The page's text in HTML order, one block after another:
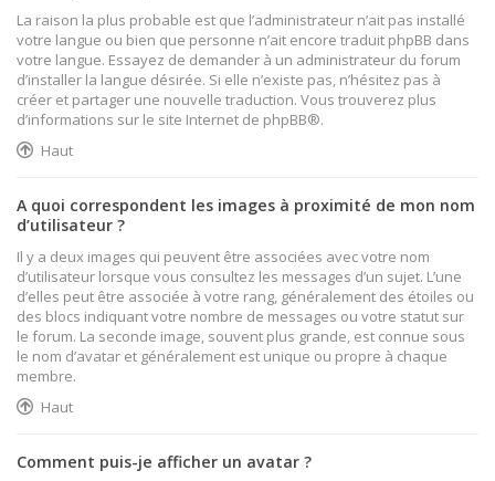
La raison la plus probable est que l’administrateur n’ait pas installé
votre langue ou bien que personne n’ait encore traduit phpBB dans
votre langue. Essayez de demander à un administrateur du forum
d’installer la langue désirée. Si elle n’existe pas, n’hésitez pas à
créer et partager une nouvelle traduction. Vous trouverez plus
d’informations sur le site Internet de phpBB®.
Haut
A quoi correspondent les images à proximité de mon nom
d’utilisateur ?
Il y a deux images qui peuvent être associées avec votre nom
d’utilisateur lorsque vous consultez les messages d’un sujet. L’une
d’elles peut être associée à votre rang, généralement des étoiles ou
des blocs indiquant votre nombre de messages ou votre statut sur
le forum. La seconde image, souvent plus grande, est connue sous
le nom d’avatar et généralement est unique ou propre à chaque
membre.
Haut
Comment puis-je afficher un avatar ?